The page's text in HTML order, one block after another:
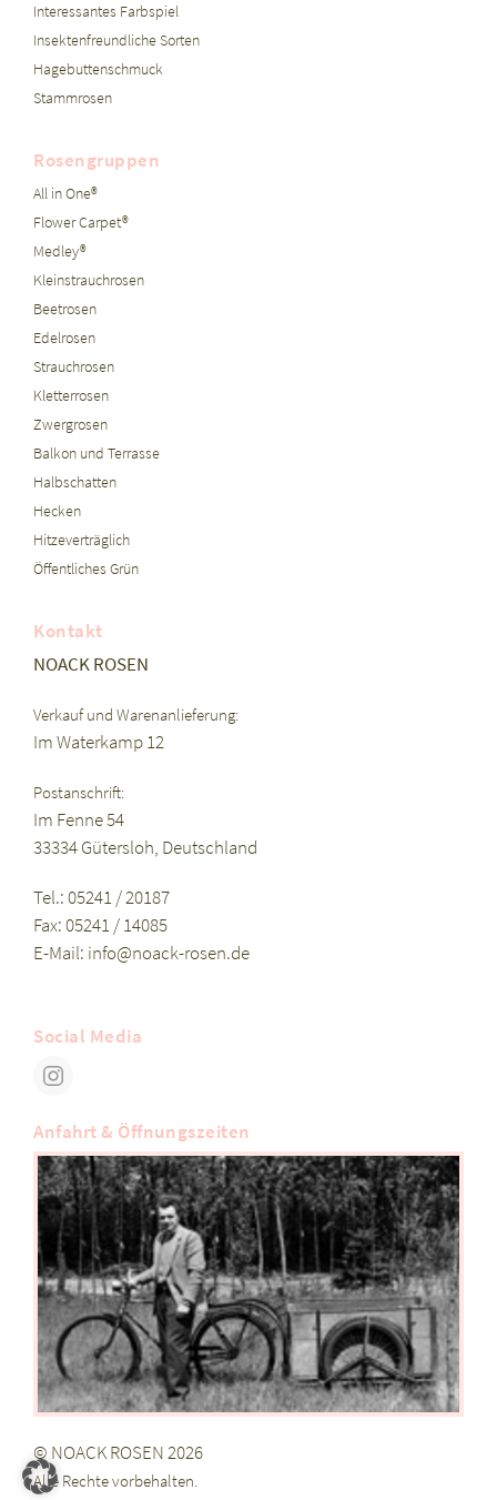
Interessantes Farbspiel
Insektenfreundliche Sorten
Hagebuttenschmuck
Stammrosen
Rosengruppen
All in One®
Flower Carpet®
Medley®
Kleinstrauchrosen
Beetrosen
Edelrosen
Strauchrosen
Kletterrosen
Zwergrosen
Balkon und Terrasse
Halbschatten
Hecken
Hitzeverträglich
Öffentliches Grün
Kontakt
NOACK ROSEN
Verkauf und Warenanlieferung:
Im Waterkamp 12
Postanschrift:
Im Fenne 54
33334 Gütersloh, Deutschland
Tel.: 05241 / 20187
Fax: 05241 / 14085
E-Mail: info@noack-rosen.de
Social Media
Anfahrt & Öffnungszeiten
© NOACK ROSEN 2026
Alle Rechte vorbehalten.